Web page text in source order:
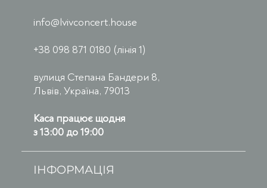
info@lvivconcert.house
+38 098 871 0180 (лінія 1)
вулиця Степана Бандери 8,
Львів, Україна, 79013
Каса працює щодня
з 13:00 до 19:00
ІНФОРМАЦІЯ